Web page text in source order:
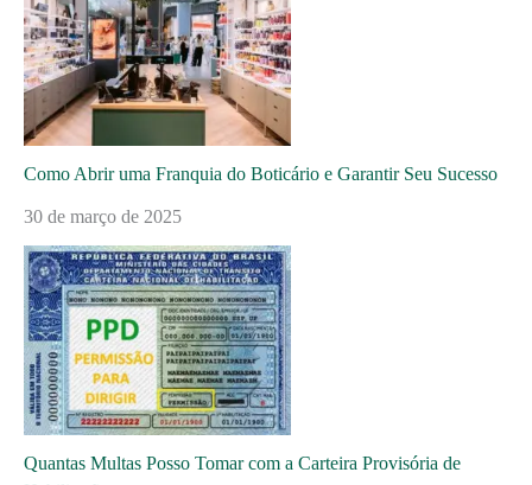
Como Abrir uma Franquia do Boticário e Garantir Seu Sucesso
30 de março de 2025
Quantas Multas Posso Tomar com a Carteira Provisória de